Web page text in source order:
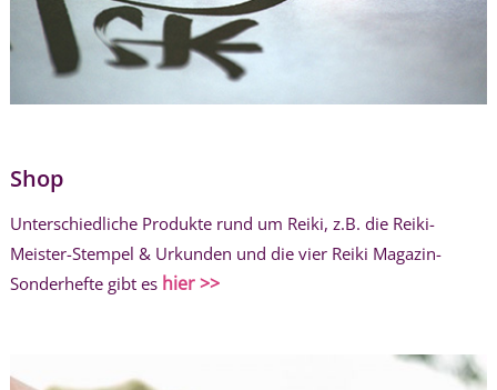
Shop
Unterschiedliche Produkte rund um Reiki, z.B. die Reiki-
Meister-Stempel & Urkunden und die vier Reiki Magazin-
Sonderhefte gibt es hier >>